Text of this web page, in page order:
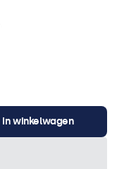
In winkelwagen